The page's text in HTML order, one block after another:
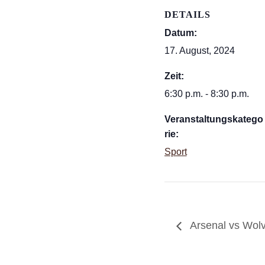
DETAILS
Datum:
17. August, 2024
Zeit:
6:30 p.m. - 8:30 p.m.
Veranstaltungskatego
rie:
Sport
Arsenal vs